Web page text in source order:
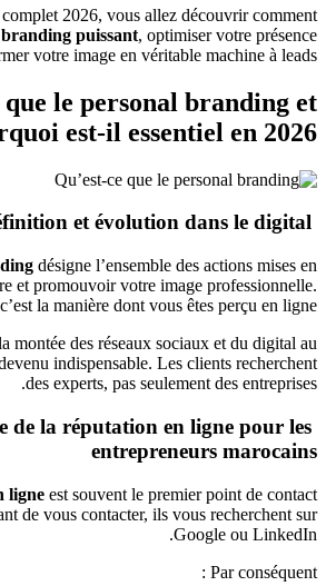
2026, vous allez découvrir comment
puissant, optimiser votre présence
votre image en véritable machine à leads.
que le personal branding et
est-il essentiel en 2026 ?
désigne l’ensemble des actions mises en
et promouvoir votre image professionnelle.
la manière dont vous êtes perçu en ligne.
montée des réseaux sociaux et du digital au
indispensable. Les clients recherchent
des experts, pas seulement des entreprises.
de la réputation en ligne pour les
entrepreneurs marocains
ligne est souvent le premier point de contact
de vous contacter, ils vous recherchent sur
Google ou LinkedIn.
Par conséquent :